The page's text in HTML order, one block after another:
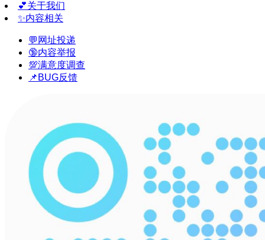
💕关于我们
✨内容相关
💬网址投递
🔞内容举报
💯满意度调查
📌BUG反馈